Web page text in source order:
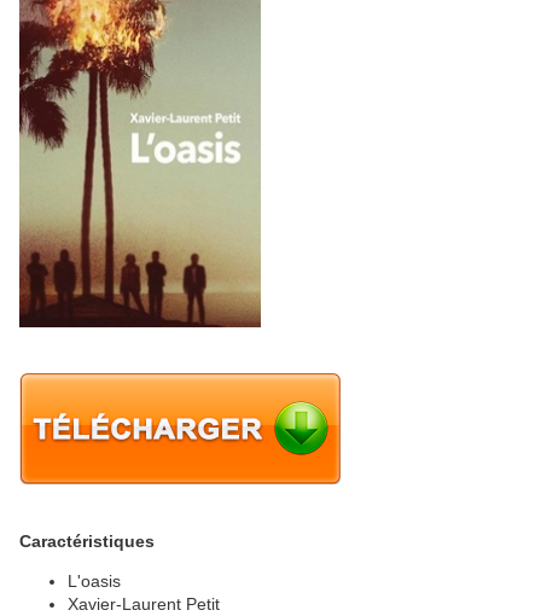
Caractéristiques
L'oasis
Xavier-Laurent Petit